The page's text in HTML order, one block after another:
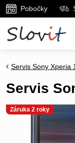
Pobočky
Záruka 2 roky
Servis Sony Xperia
Servis